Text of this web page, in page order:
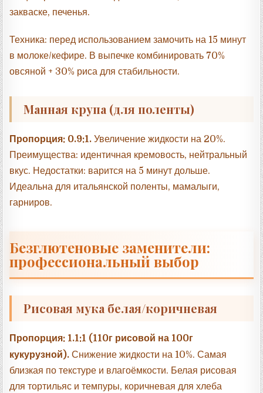
закваске, печенья.
Техника: перед использованием замочить на 15 минут
в молоке/кефире. В выпечке комбинировать 70%
овсяной + 30% риса для стабильности.
Манная крупа (для поленты)
Пропорция: 0.9:1. Увеличение жидкости на 20%.
Преимущества: идентичная кремовость, нейтральный
вкус. Недостатки: варится на 5 минут дольше.
Идеальна для итальянской поленты, мамалыги,
гарниров.
Безглютеновые заменители:
профессиональный выбор
Рисовая мука белая/коричневая
Пропорция: 1.1:1 (110г рисовой на 100г
кукурузной). Снижение жидкости на 10%. Самая
близкая по текстуре и влагоёмкости. Белая рисовая
для тортильяс и темпуры, коричневая для хлеба